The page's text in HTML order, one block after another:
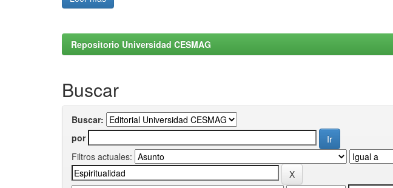
Repositorio Universidad CESMAG
Buscar
Buscar:
por
Filtros actuales: